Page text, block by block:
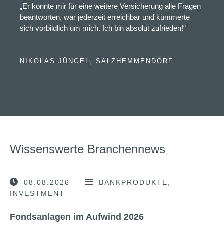
„Er konnte mir für eine weitere Versicherung alle Fragen
beantworten, war jederzeit erreichbar und kümmerte
sich vorbildlich um mich. Ich bin absolut zufrieden!“
NIKOLAS JÜNGEL, SALZHEMMENDORF
Wissenswerte Branchennews
08.08.2026
BANKPRODUKTE
INVESTMENT
Fondsanlagen im Aufwind 2026